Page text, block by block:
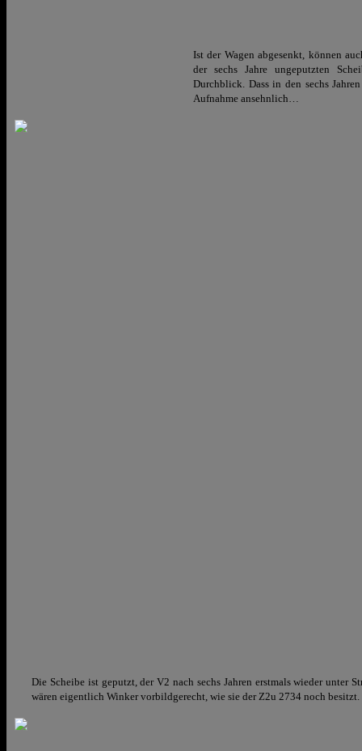
Ist der Wagen abgesenkt, können
der sechs Jahre ungeputzten
Durchblick. Dass in den sechs
Aufnahme ansehnlich…
Die Scheibe ist geputzt, der V2 nach sechs Jahren erstmals wieder
wären eigentlich Winker vorbildgerecht, wie sie der Z2u 2734 noch